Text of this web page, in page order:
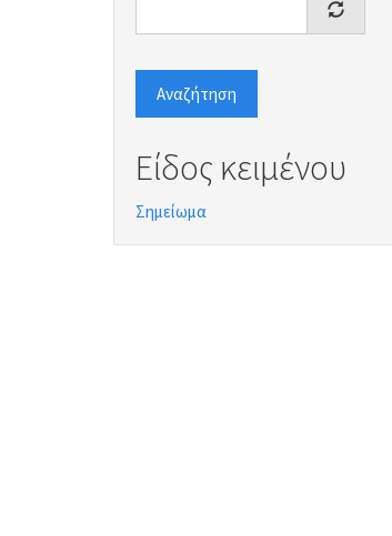
Αναζήτηση
Είδος κειμένου
Σημείωμα